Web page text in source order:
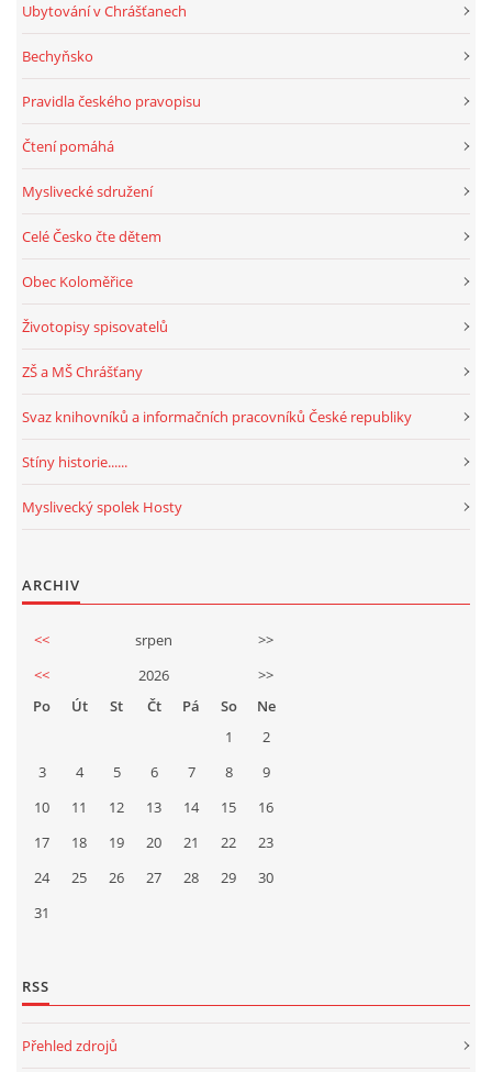
Ubytování v Chrášťanech
Bechyňsko
Pravidla českého pravopisu
Čtení pomáhá
Myslivecké sdružení
Celé Česko čte dětem
Obec Koloměřice
Životopisy spisovatelů
ZŠ a MŠ Chrášťany
Svaz knihovníků a informačních pracovníků České republiky
Stíny historie......
Myslivecký spolek Hosty
ARCHIV
<< srpen
>>
<<
2026
>>
Po
Út St Čt Pá So
Ne
1
2
3
4 5 6 7 8
9
10
11 12 13 14 15
16
17
18 19 20 21 22
23
24
25 26 27 28 29
30
31
RSS
Přehled zdrojů